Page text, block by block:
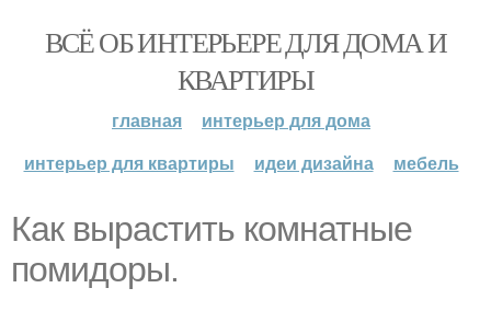
ВСЁ ОБ ИНТЕРЬЕРЕ ДЛЯ ДОМА И
КВАРТИРЫ
главная
интерьер для дома
интерьер для квартиры
идеи дизайна мебель
Как вырастить комнатные
помидоры.